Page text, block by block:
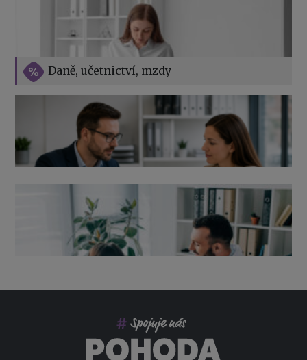
Daně, učetnictví, mzdy
Vše o překážkách v práci na straně zaměstnavatele
Výpověď ze zdravotních důvodů 2026 – průvodce pro
zaměstnavatele